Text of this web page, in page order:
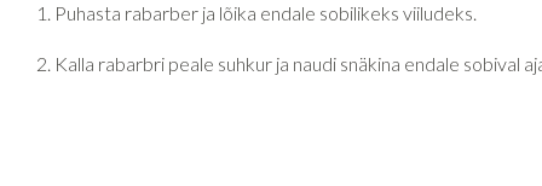
Puhasta rabarber ja lõika endale sobilikeks viiludeks.
Kalla rabarbri peale suhkur ja naudi snäkina endale sobival